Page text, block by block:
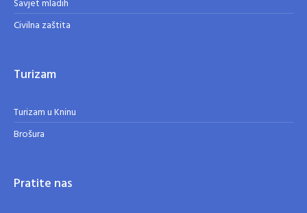
Savjet mladih
Civilna zaštita
Turizam
Turizam u Kninu
Brošura
Pratite nas